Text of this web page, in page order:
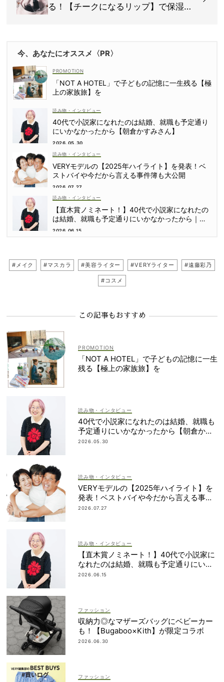
る！【チークになるリップ】で保湿も
今、あなたにオススメ〈PR〉
「NOT A HOTEL」で子どもの記憶に一生残る【極
上の家族旅】を
読み物・インタビュー
40代で小説家になれたのは結婚、就職も予定通り
にいかなかったから【朝倉かすみさん】
2026.05.30
読み物・インタビュー
VERYモデルの【2025年ハイライト】を発表！ベ
ストバイや今だから言える事件簿も大公開
2026.07.27
読み物・インタビュー
【直木賞ノミネート！】40代で小説家になれたの
は結婚、就職も予定通りにいかなかったから｜朝
倉かすみさん
2026.06.15
#メイク #マスカラ #美容ライター #VERYライター #遠藤彩乃
#コスメ
この記事もおすすめ
「NOT A HOTEL」で子どもの記憶に一生
残る【極上の家族旅】を
読み物・インタビュー
40代で小説家になれたのは結婚、就職も
予定通りにいかなかったから【朝倉かす
みさん】
2026.05.30
読み物・インタビュー
VERYモデルの【2025年ハイライト】を
発表！ベストバイや今だから言える事件
簿も大公開
2026.07.27
読み物・インタビュー
【直木賞ノミネート！】40代で小説家に
なれたのは結婚、就職も予定通りにいか
なかったから｜朝倉かすみさん
2026.06.15
ファッション
収納力◎なマザーズバッグにベビーカー
も！【Bugaboo×Kith】が限定コラボ
2026.06.30
ファッション